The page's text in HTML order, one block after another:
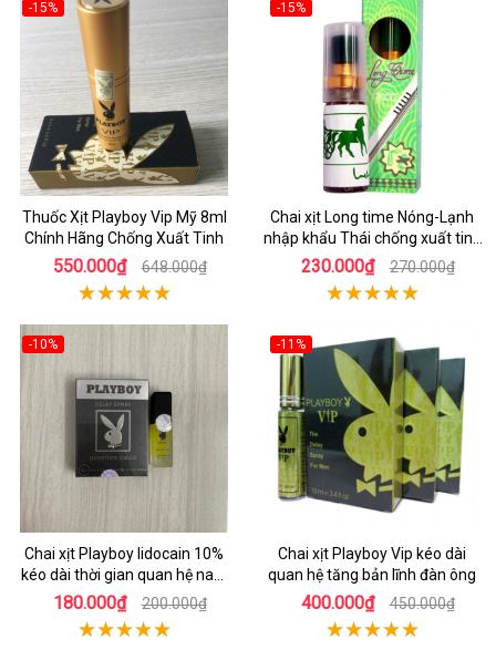
-15%
Thuốc Xịt Playboy Vip Mỹ 8ml
Chính Hãng Chống Xuất Tinh
550.000₫ 648.000₫
-15%
Chai xịt Long time Nóng-Lạnh
nhập khẩu Thái chống xuất tinh
sớm
230.000₫ 270.000₫
-10%
Chai xịt Playboy lidocain 10%
kéo dài thời gian quan hệ nam
giới
180.000₫ 200.000₫
-11%
Chai xịt Playboy Vip kéo dài
quan hệ tăng bản lĩnh đàn ông
400.000₫ 450.000₫